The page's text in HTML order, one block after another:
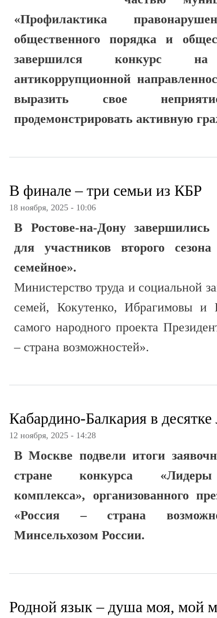
«Профилактика
общественного порядка и
завершился конкурс
антикоррупционной
выразить свое
продемонстрировать активную
В финале – три семьи из КБР
18 ноября, 2025 - 10:06
В Ростове-на-Дону
для участников второго
семейное».
Министерство труда и социальной
семей, Кокутенко, Ибрагимовы
самого народного проекта
– страна возможностей».
Кабардино-Балкария в
12 ноября, 2025 - 14:28
В Москве подвели итоги
стране конкурса «Лидеры
комплекса», организованного
«Россия – страна
Минсельхозом России.
Родной язык – душа моя, мой